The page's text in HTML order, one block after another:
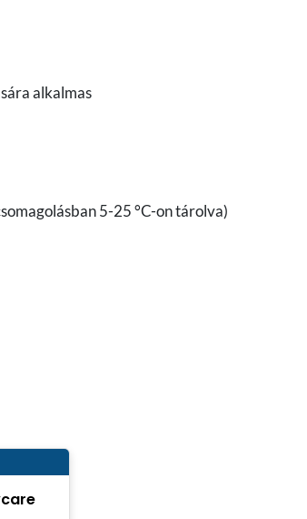
alkalmas
5-25 °C-on tárolva)